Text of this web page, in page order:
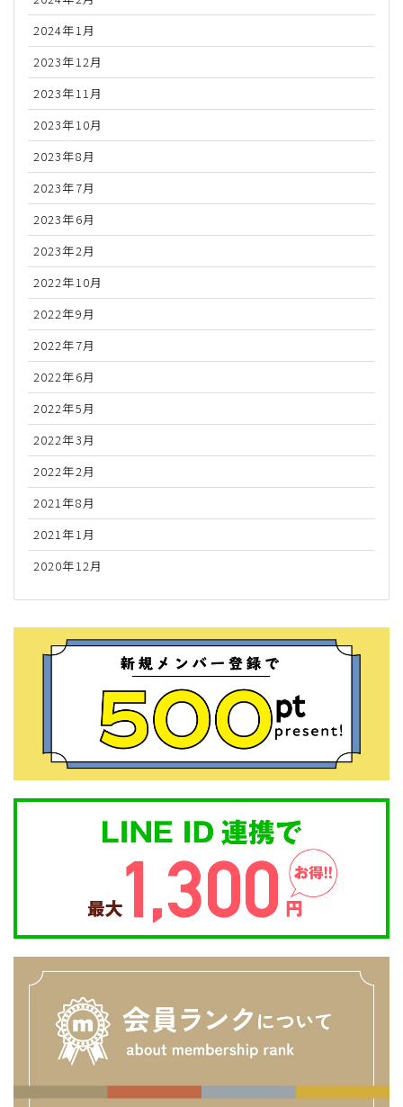
2024年1月
2023年12月
2023年11月
2023年10月
2023年8月
2023年7月
2023年6月
2023年2月
2022年10月
2022年9月
2022年7月
2022年6月
2022年5月
2022年3月
2022年2月
2021年8月
2021年1月
2020年12月